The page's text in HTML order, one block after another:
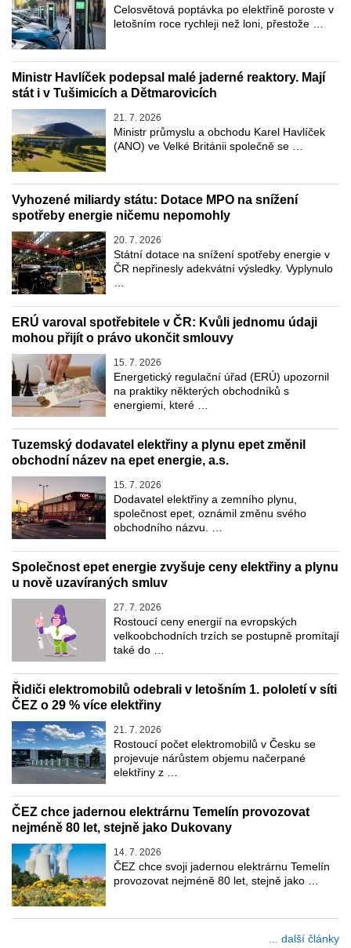
Celosvětová poptávka po elektřině poroste v
letošním roce rychleji než loni, přestože …
Ministr Havlíček podepsal malé jaderné reaktory. Mají
stát i v Tušimicích a Dětmarovicích
21. 7. 2026
Ministr průmyslu a obchodu Karel Havlíček
(ANO) ve Velké Británii společně se …
Vyhozené miliardy státu: Dotace MPO na snížení
spotřeby energie ničemu nepomohly
20. 7. 2026
Státní dotace na snížení spotřeby energie v
ČR nepřinesly adekvátní výsledky. Vyplynulo
…
ERÚ varoval spotřebitele v ČR: Kvůli jednomu údaji
mohou přijít o právo ukončit smlouvy
15. 7. 2026
Energetický regulační úřad (ERÚ) upozornil
na praktiky některých obchodníků s
energiemi, které …
Tuzemský dodavatel elektřiny a plynu epet změnil
obchodní název na epet energie, a.s.
15. 7. 2026
Dodavatel elektřiny a zemního plynu,
společnost epet, oznámil změnu svého
obchodního názvu. …
Společnost epet energie zvyšuje ceny elektřiny a plynu
u nově uzavíraných smluv
27. 7. 2026
Rostoucí ceny energií na evropských
velkoobchodních trzích se postupně promítají
také do …
Řidiči elektromobilů odebrali v letošním 1. pololetí v síti
ČEZ o 29 % více elektřiny
21. 7. 2026
Rostoucí počet elektromobilů v Česku se
projevuje nárůstem objemu načerpané
elektřiny z …
ČEZ chce jadernou elektrárnu Temelín provozovat
nejméně 80 let, stejně jako Dukovany
14. 7. 2026
ČEZ chce svoji jadernou elektrárnu Temelín
provozovat nejméně 80 let, stejně jako …
... další články